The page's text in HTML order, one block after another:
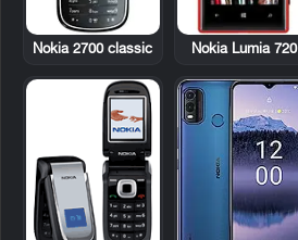
Nokia Lumia 720
Nokia 2700 classic